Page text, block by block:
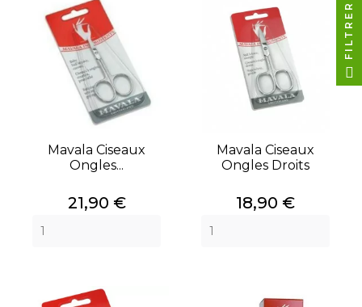
Mavala Ciseaux
Ongles...
Prix
21,90 €
Mavala Ciseaux
Ongles Droits
Prix
18,90 €
FILTRER